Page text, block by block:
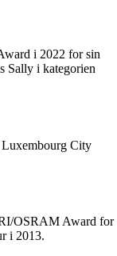
i 2022 for sin
Sally i kategorien
City
OSRAM Award for
i 2013.